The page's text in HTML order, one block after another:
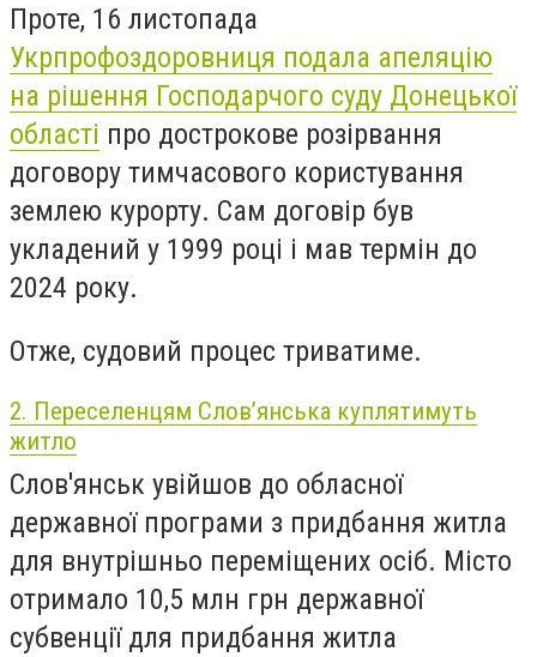
Проте, 16 листопада
Укрпрофоздоровниця подала апеляцію
на рішення Господарчого суду Донецької
області про дострокове розірвання
договору тимчасового користування
землею курорту. Сам договір був
укладений у 1999 році і мав термін до
2024 року.
Отже, судовий процес триватиме.
2. Переселенцям Слов’янська куплятимуть
житло
Слов'янськ увійшов до обласної
державної програми з придбання житла
для внутрішньо переміщених осіб. Місто
отримало 10,5 млн грн державної
субвенції для придбання житла